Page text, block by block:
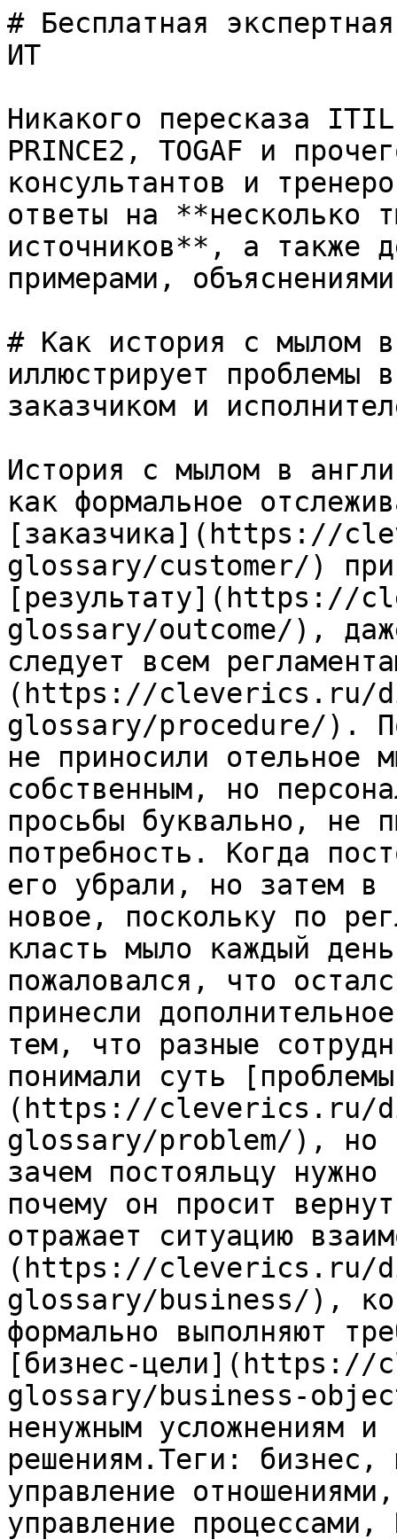
# Бесплатная
ИТ
Никакого пересказа
PRINCE2, TOGAF и
консультантов и
ответы на **несколько
источников**, а также
примерами,
# Как история с мылом
иллюстрирует проблемы
заказчиком и
История с мылом в
как формальное
[заказчика](https://
glossary/customer/)
glossary/outcome/),
следует всем
(https://cleverics.ru/
glossary/procedure/).
не приносили отельное
собственным, но
просьбы буквально, не
потребность. Когда
его убрали, но затем в
новое, поскольку по
класть мыло каждый
пожаловался, что
принесли
тем, что разные
понимали суть
(https://cleverics.ru/
glossary/problem/), но
зачем постояльцу
почему он просит
отражает ситуацию
(https://cleverics.ru/
glossary/business/),
формально выполняют
[бизнес-
glossary/business-
ненужным усложнениям и
решениям.Теги: бизнес,
управление
управление процессами,